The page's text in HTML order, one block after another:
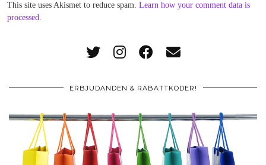
This site uses Akismet to reduce spam. Learn how your comment data is
processed.
ERBJUDANDEN & RABATTKODER!